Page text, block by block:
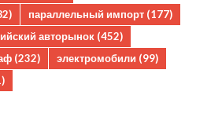
параллельный импорт (177)
авторынок (452)
(232) электромобили (99)